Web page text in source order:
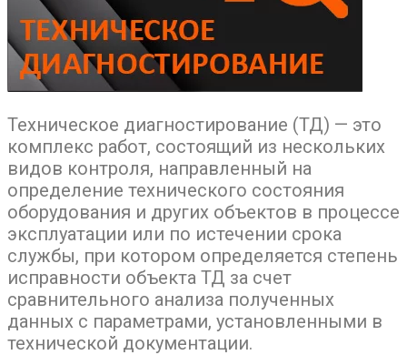
Техническое диагностирование (ТД) — это
комплекс работ, состоящий из нескольких
видов контроля, направленный на
определение технического состояния
оборудования и других объектов в процессе
эксплуатации или по истечении срока
службы, при котором определяется степень
исправности объекта ТД за счет
сравнительного анализа полученных
данных с параметрами, установленными в
технической документации.